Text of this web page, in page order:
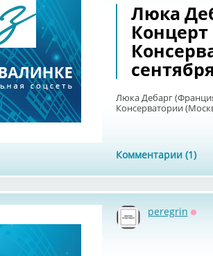
Люка
Люка Дебарг
Консерватории
Комментарии (1)
peregrin